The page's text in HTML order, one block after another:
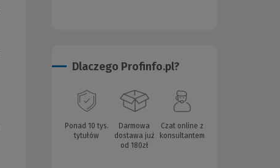
Dlaczego Profinfo.pl?
Ponad 10 tys.
tytułów
Darmowa
dostawa już
od 180zł
Czat online z
konsultantem